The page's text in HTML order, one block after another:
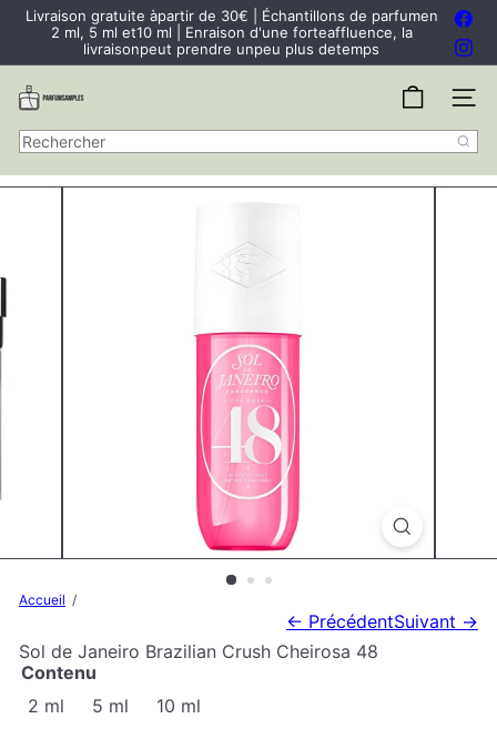
Passer
Diaporama
Pause
Livraison gratuite àpartir de 30€ | Échantillons de parfumen
2 ml, 5 ml et10 ml | Enraison d'une forteaffluence, la
livraisonpeut prendre unpeu plus detemps
P
a
r
f
u
Rechercher
Accueil
← PrécédentSuivant →
Sol de Janeiro Brazilian Crush Cheirosa 48
Contenu
2 ml
5 ml
10 ml